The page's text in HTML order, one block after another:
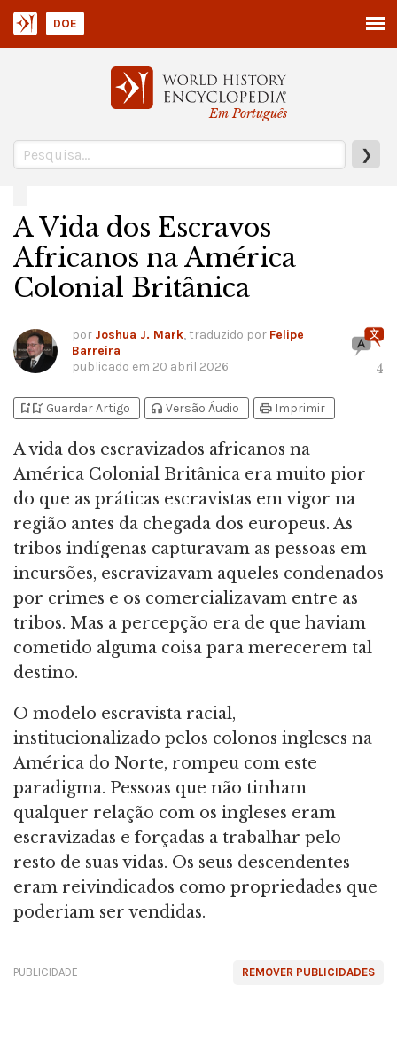
Em Português
❯
DOE
A Vida dos Escravos
Africanos na América
Colonial Britânica
por Joshua J. Mark, traduzido por Felipe
Barreira
publicado em 20 abril 2026 4
bookmark_addbookmark_added Guardar Artigo headphones Versão Áudio print Imprimir
A vida dos escravizados africanos na
América Colonial Britânica era muito pior
do que as práticas escravistas em vigor na
região antes da chegada dos europeus. As
tribos indígenas capturavam as pessoas em
incursões, escravizavam aqueles condenados
por crimes e os comercializavam entre as
tribos. Mas a percepção era de que haviam
cometido alguma coisa para merecerem tal
destino.
O modelo escravista racial,
institucionalizado pelos colonos ingleses na
América do Norte, rompeu com este
paradigma. Pessoas que não tinham
qualquer relação com os ingleses eram
escravizadas e forçadas a trabalhar pelo
resto de suas vidas. Os seus descendentes
eram reivindicados como propriedades que
poderiam ser vendidas.
REMOVER PUBLICIDADES
PUBLICIDADE